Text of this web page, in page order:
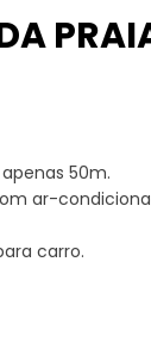
50m.
ar-
carro.